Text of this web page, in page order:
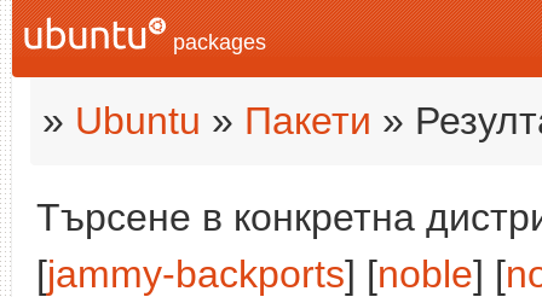
packages
» Ubuntu » Пакети »
Търсене в конкретна
[jammy-backports] [noble] [